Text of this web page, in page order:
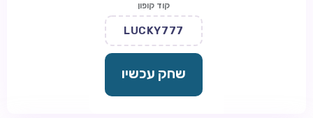
קוד קופון
LUCKY777
שחק עכשיו